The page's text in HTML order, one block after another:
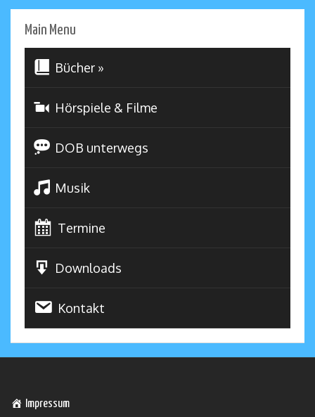
Main Menu
Bücher »
Hörspiele & Filme
DOB unterwegs
Musik
Termine
Downloads
Kontakt
Impressum